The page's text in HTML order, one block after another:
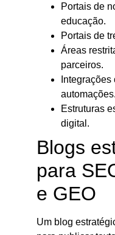
Portais de
educação.
Portais de
Áreas
parceiros.
automações.
Estruturas
digital.
Blogs
para
e GEO
Um blog